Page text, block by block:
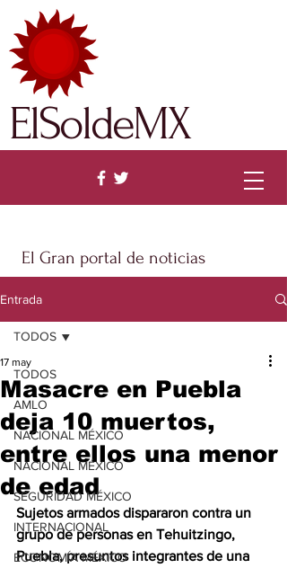
El Gran portal de noticias
ElSoldeMX
Entrada
TODOS
AMLO
NACIONAL MÉXICO
NACIONAL MÉXICO
SEGURIDAD MÉXICO
INTERNACIONAL
ECONOMÍA MÉXICO
TODOS
Masacre en Puebla
deja 10 muertos,
entre ellos una menor
de edad
17 may
Sujetos armados dispararon contra un
grupo de personas en Tehuitzingo,
Puebla, presuntos integrantes de una